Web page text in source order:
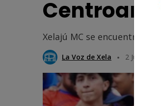
Xelajú MC se encuentra en
La Voz de Xela 2 Junio